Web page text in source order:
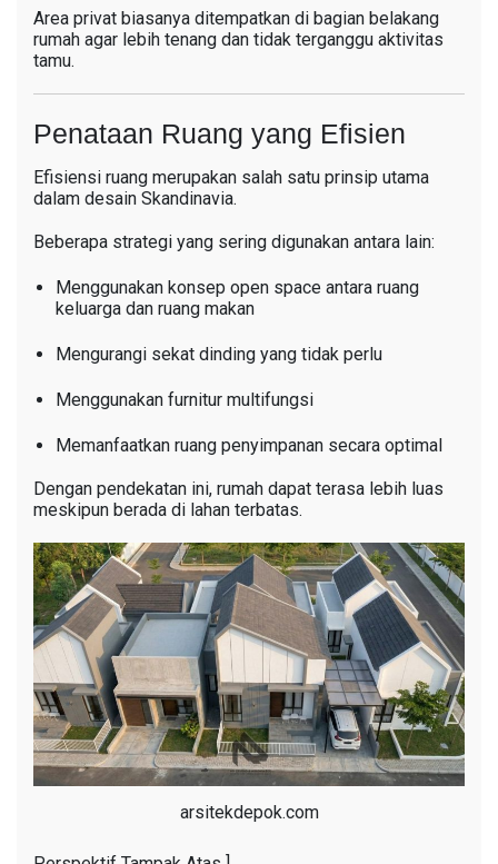
Area privat biasanya ditempatkan di bagian belakang
rumah agar lebih tenang dan tidak terganggu aktivitas
tamu.
Penataan Ruang yang Efisien
Efisiensi ruang merupakan salah satu prinsip utama
dalam desain Skandinavia.
Beberapa strategi yang sering digunakan antara lain:
Menggunakan konsep open space antara ruang
keluarga dan ruang makan
Mengurangi sekat dinding yang tidak perlu
Menggunakan furnitur multifungsi
Memanfaatkan ruang penyimpanan secara optimal
Dengan pendekatan ini, rumah dapat terasa lebih luas
meskipun berada di lahan terbatas.
arsitekdepok.com